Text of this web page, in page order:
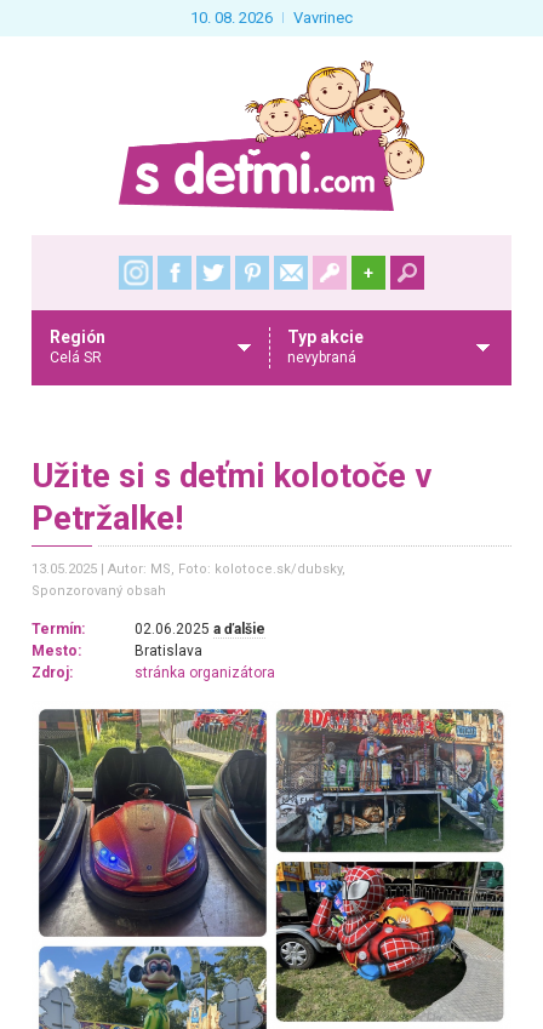
10. 08. 2026 Vavrinec
+
Región
Celá SR
Typ akcie
nevybraná
Užite si s deťmi kolotoče v
Petržalke!
13.05.2025 Autor: MS, Foto: kolotoce.sk/dubsky,
Sponzorovaný obsah
Termín: 02.06.2025a ďalšie
Mesto:
Bratislava
Zdroj:
stránka organizátora